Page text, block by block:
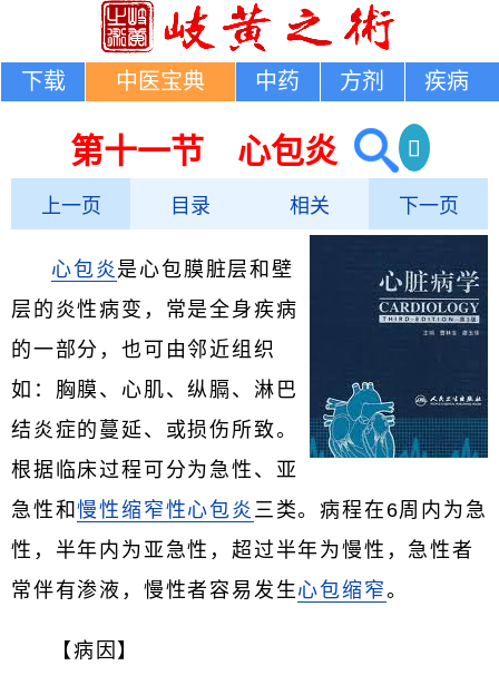
下载 中医宝典 中药 方剂 疾病
第十一节 心包炎
上一页 目录 相关 下一页
心包炎 是心包膜脏层和壁
层的炎性病变，常是全身疾病
的一部分，也可由邻近组织
如：胸膜、心肌、纵膈、淋巴
结炎症的蔓延、或损伤所致。
根据临床过程可分为急性、亚
急性和慢性缩窄性心包炎 三类。病程在6周内为急
性，半年内为亚急性，超过半年为慢性，急性者
常伴有渗液，慢性者容易发生心包缩窄。
【病因】